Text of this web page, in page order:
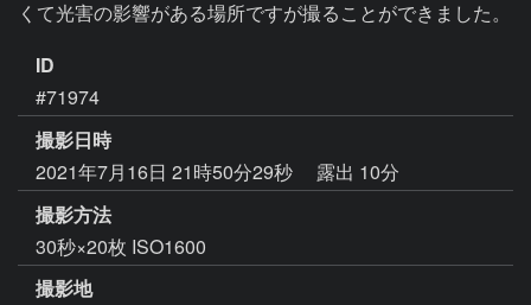
くて光害の影響がある場所ですが撮ることができました。
ID
#71974
撮影日時
2021年7月16日 21時50分29秒
露出 10分
撮影方法
30秒×20枚 ISO1600
撮影地